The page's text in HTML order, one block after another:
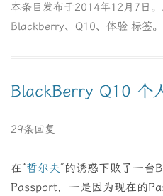
本条目发布于2014年12月7日
Blackberry、 Q10、 体验 标签。
BlackBerry Q10 个
29条回复
在“哲尔夫”的诱惑下败了一台
Passport，一是因为现在的